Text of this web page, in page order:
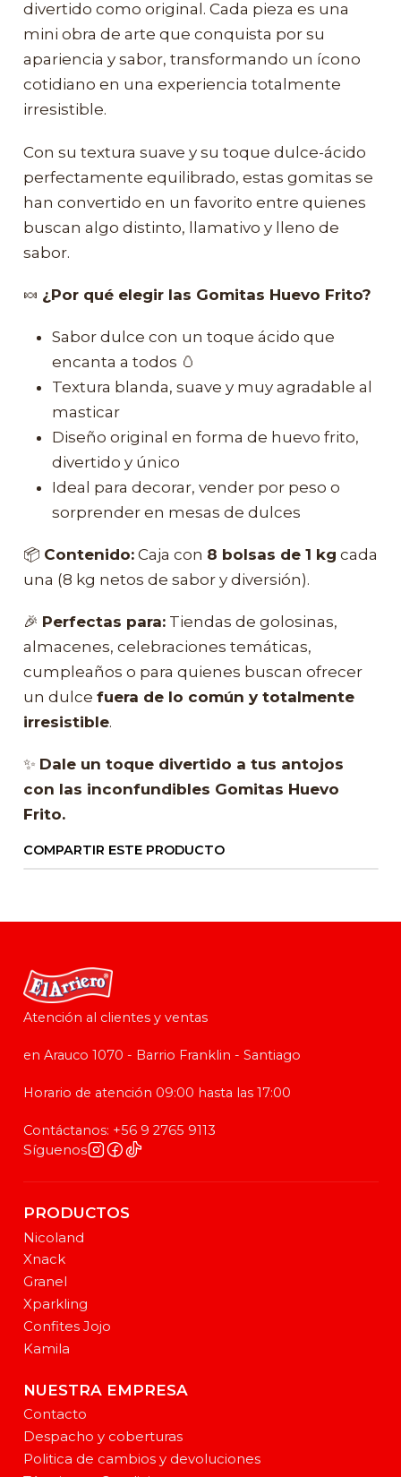
divertido como original. Cada pieza es una
mini obra de arte que conquista por su
apariencia y sabor, transformando un ícono
cotidiano en una experiencia totalmente
irresistible.
Con su textura suave y su toque dulce-ácido
perfectamente equilibrado, estas gomitas se
han convertido en un favorito entre quienes
buscan algo distinto, llamativo y lleno de
sabor.
🍬 ¿Por qué elegir las Gomitas Huevo Frito?
Sabor dulce con un toque ácido que
encanta a todos 🥚
Textura blanda, suave y muy agradable al
masticar
Diseño original en forma de huevo frito,
divertido y único
Ideal para decorar, vender por peso o
sorprender en mesas de dulces
📦 Contenido:Caja con 8 bolsas de 1 kg cada
una (8 kg netos de sabor y diversión).
🎉 Perfectas para:Tiendas de golosinas,
almacenes, celebraciones temáticas,
cumpleaños o para quienes buscan ofrecer
un dulce fuera de lo común y totalmente
irresistible.
✨ Dale un toque divertido a tus antojos
con las inconfundibles Gomitas Huevo
Frito.
COMPARTIR ESTE PRODUCTO
Atención al clientes y ventas
en Arauco 1070 - Barrio Franklin - Santiago
Horario de atención 09:00 hasta las 17:00
Contáctanos: +56 9 2765 9113
Síguenos
PRODUCTOS
Nicoland
Xnack
Granel
Xparkling
Confites Jojo
Kamila
NUESTRA EMPRESA
Contacto
Despacho y coberturas
Politica de cambios y devoluciones